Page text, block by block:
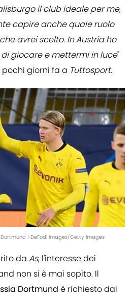
il club ideale per me,
capire anche quale ruolo
avrei scelto. In Austria ho
giocare e mettermi in luce"
giorni fa a Tuttosport.
| DeFodi Images/Getty Images
da As, l'interesse dei
non si è mai sopito. Il
Dortmund è richiesto dai